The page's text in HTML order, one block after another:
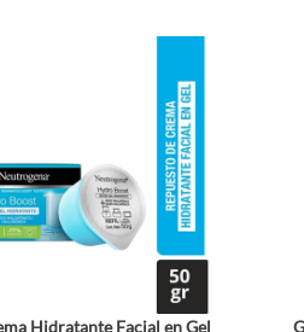
Hidratante Facial en Gel